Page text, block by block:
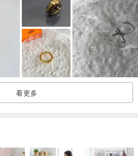
(國際/美度/港度/英度)就最好了
都可以~
tw/lifestyle/2agucp...
小店可以預先幫客人調好尺寸才寄出
，詳情歡迎聯絡我們
有不同
看更多